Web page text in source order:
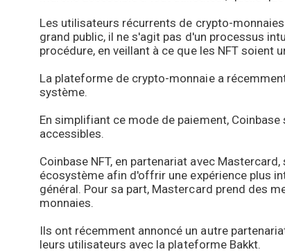
Les utilisateurs récurrents de crypto-
grand public, il ne s'agit pas d'un processus
procédure, en veillant à ce que les NFT soient
La plateforme de crypto-monnaie a
système.
En simplifiant ce mode de paiement,
accessibles.
Coinbase NFT, en partenariat avec
écosystème afin d'offrir une expérience plus
général. Pour sa part, Mastercard prend des
monnaies.
Ils ont récemment annoncé un autre
leurs utilisateurs avec la plateforme Bakkt.